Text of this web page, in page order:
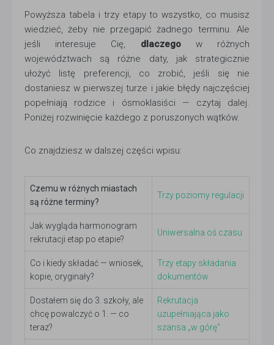
Powyższa tabela i trzy etapy to wszystko, co musisz
wiedzieć, żeby nie przegapić żadnego terminu. Ale
jeśli interesuje Cię, dlaczegow różnych
województwach są różne daty, jak strategicznie
ułożyć listę preferencji, co zrobić, jeśli się nie
dostaniesz w pierwszej turze i jakie błędy najczęściej
popełniają rodzice i ósmoklasiści — czytaj dalej.
Poniżej rozwinięcie każdego z poruszonych wątków.
Co znajdziesz w dalszej części wpisu:
Czemu w różnych miastach
są różne terminy?
Trzy poziomy regulacji
Jak wygląda harmonogram
rekrutacji etap po etapie?
Uniwersalna oś czasu
Co i kiedy składać — wniosek,
kopie, oryginały?
Trzy etapy składania
dokumentów
Dostałem się do 3. szkoły, ale
chcę powalczyć o 1. — co
teraz?
Rekrutacja
uzupełniająca jako
szansa „w górę"